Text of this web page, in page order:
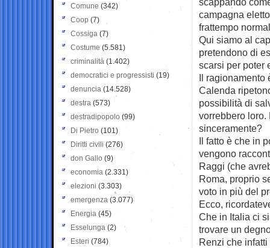
campagna
frattempo
Qui siamo al
pretendono di
scarsi per poter
Il ragionamento
Calenda
possibilità di
vorrebbero loro.
sinceramente?
Il fatto è che in
vengono
Raggi (che
Roma, proprio
voto in più del
Ecco,
Che in Italia ci
trovare un
Renzi che
Comune (342)
Coop (7)
Cossiga (7)
Costume (5.581)
criminalità (1.402)
democratici e progressisti (19)
denuncia (14.528)
destra (573)
destradipopolo (99)
Di Pietro (101)
Diritti civili (276)
don Gallo (9)
economia (2.331)
elezioni (3.303)
emergenza (3.077)
Energia (45)
Esselunga (2)
Esteri (784)